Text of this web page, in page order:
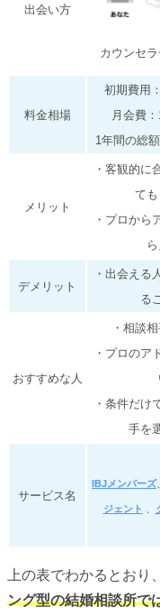
出会い方
カウンセ
料金相場
初期費用
月会費
1年間の総
メリット
・客観的に
て
・プロから
デメリット
・出会える
る
おすすめな人
・相談
・プロのア
・条件だけ
手を
サービス名
IBJメンバーズ、
ジェント
上の表でわかるとおり、
ング型の結婚相談所で